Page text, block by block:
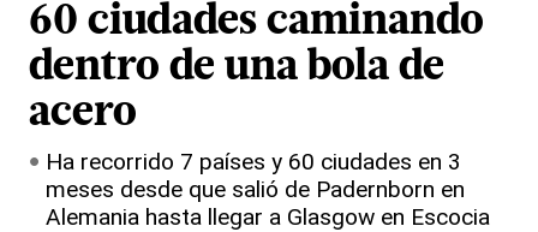
60 ciudades caminando
dentro de una bola de
acero
Ha recorrido 7 países y 60 ciudades en 3
meses desde que salió de Padernborn en
Alemania hasta llegar a Glasgow en Escocia